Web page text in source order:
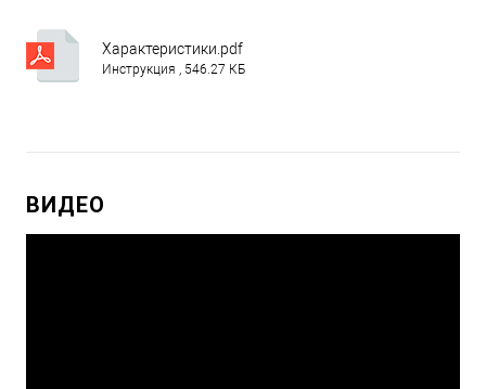
Характеристики.pdf
Инструкция , 546.27 КБ
ВИДЕО